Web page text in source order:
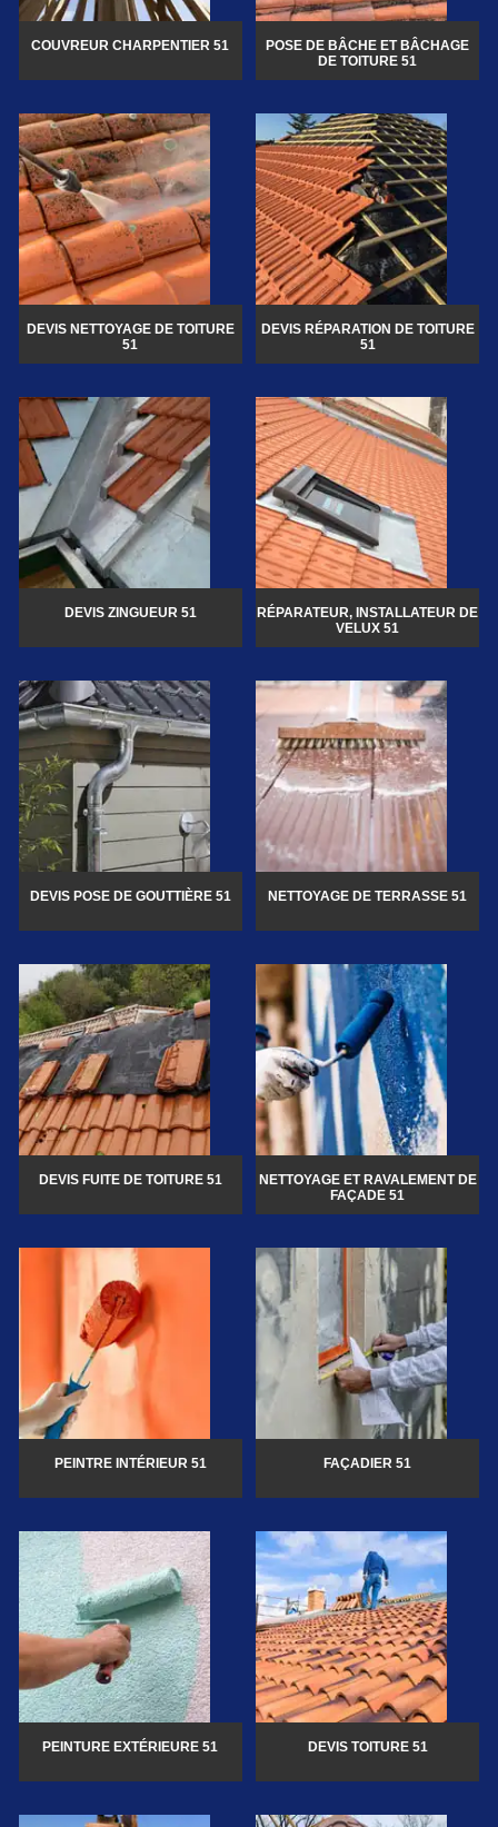
COUVREUR CHARPENTIER 51
POSE DE BÂCHE ET BÂCHAGE
DE TOITURE 51
DEVIS NETTOYAGE DE TOITURE
51
DEVIS RÉPARATION DE TOITURE
51
DEVIS ZINGUEUR 51
RÉPARATEUR, INSTALLATEUR DE
VELUX 51
DEVIS POSE DE GOUTTIÈRE 51 NETTOYAGE DE TERRASSE 51
DEVIS FUITE DE TOITURE 51
NETTOYAGE ET RAVALEMENT DE
FAÇADE 51
PEINTRE INTÉRIEUR 51 FAÇADIER 51
PEINTURE EXTÉRIEURE 51 DEVIS TOITURE 51